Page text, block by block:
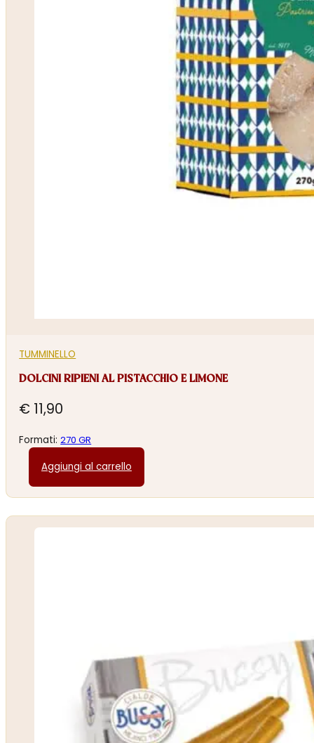
TUMMINELLO
DOLCINI RIPIENI AL PISTACCHIO E LIMONE
€ 11,90
Formati:270 GR
Aggiungi al carrello